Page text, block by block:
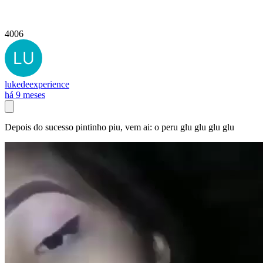
4006
lukedeexperience
há 9 meses
Depois do sucesso pintinho piu, vem ai: o peru glu glu glu glu